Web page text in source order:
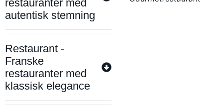
restauranter med
autentisk stemning
Restaurant -
Franske
restauranter med
klassisk elegance